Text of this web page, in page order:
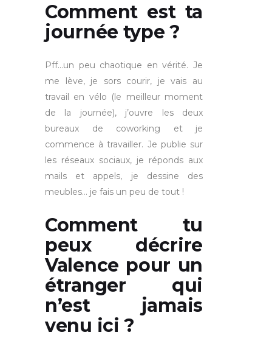
Comment est ta
journée type ?
Pff…un peu chaotique en vérité. Je
me lève, je sors courir, je vais au
travail en vélo (le meilleur moment
de la journée), j’ouvre les deux
bureaux de coworking et je
commence à travailler. Je publie sur
les réseaux sociaux, je réponds aux
mails et appels, je dessine des
meubles… je fais un peu de tout !
Comment tu
peux décrire
Valence pour un
étranger qui
n’est jamais
venu ici ?